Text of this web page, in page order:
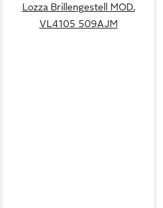
Lozza Brillengestell MOD.
VL4105 509AJM